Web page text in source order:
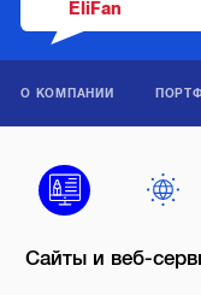
EliFan
О КОМПАНИИ
Сайты и веб-